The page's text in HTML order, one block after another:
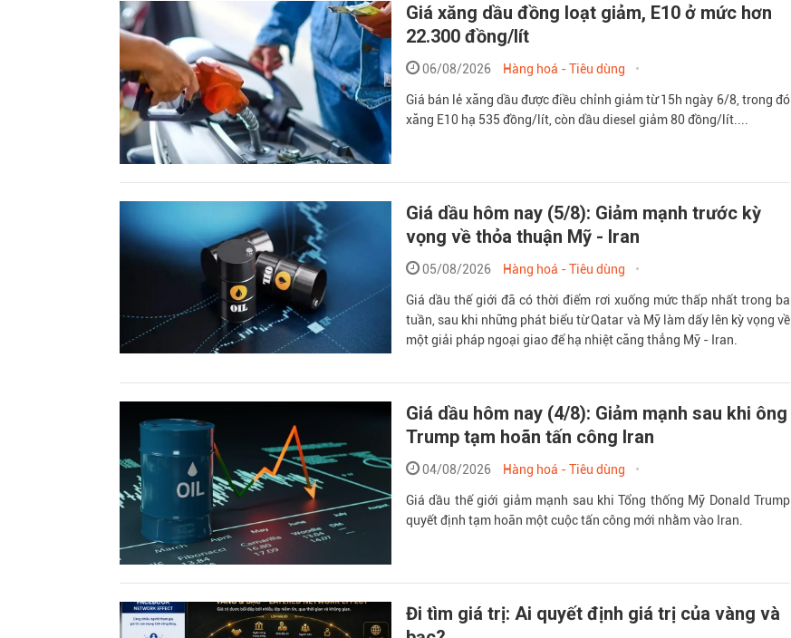
Giá xăng dầu đồng loạt giảm, E10 ở mức hơn
22.300 đồng/lít
06/08/2026 Hàng hoá - Tiêu dùng
Giá bán lẻ xăng dầu được điều chỉnh giảm từ 15h ngày 6/8, trong đó
xăng E10 hạ 535 đồng/lít, còn dầu diesel giảm 80 đồng/lít....
Giá dầu hôm nay (5/8): Giảm mạnh trước kỳ
vọng về thỏa thuận Mỹ - Iran
05/08/2026 Hàng hoá - Tiêu dùng
Giá dầu thế giới đã có thời điểm rơi xuống mức thấp nhất trong ba
tuần, sau khi những phát biểu từ Qatar và Mỹ làm dấy lên kỳ vọng về
một giải pháp ngoại giao để hạ nhiệt căng thẳng Mỹ - Iran.
Giá dầu hôm nay (4/8): Giảm mạnh sau khi ông
Trump tạm hoãn tấn công Iran
04/08/2026 Hàng hoá - Tiêu dùng
Giá dầu thế giới giảm mạnh sau khi Tổng thống Mỹ Donald Trump
quyết định tạm hoãn một cuộc tấn công mới nhằm vào Iran.
Đi tìm giá trị: Ai quyết định giá trị của vàng và